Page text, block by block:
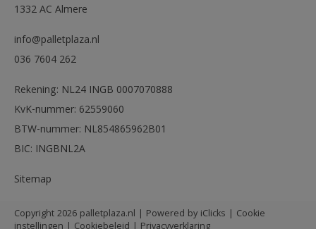
1332 AC Almere
info@palletplaza.nl
036 7604 262
Rekening: NL24 INGB 0007070888
KvK-nummer: 62559060
BTW-nummer: NL854865962B01
BIC: INGBNL2A
Sitemap
Copyright 2026 palletplaza.nl | Powered by iClicks | Cookie